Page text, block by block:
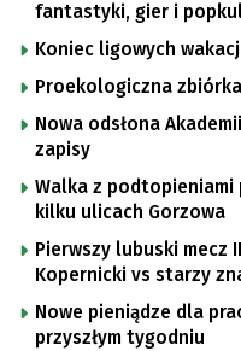
fantastyki, gier i
Koniec ligowych
Proekologiczna
Nowa odsłona
zapisy
Walka z podtopieniami
kilku ulicach Gorzowa
Pierwszy lubuski
Kopernicki vs starzy
Nowe pieniądze dla
przyszłym tygodniu